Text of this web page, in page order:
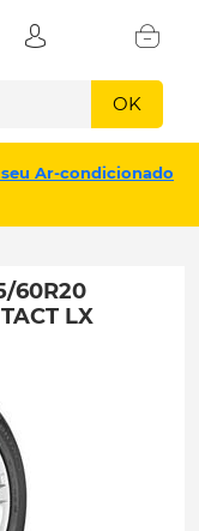
OK
Ar-condicionado
60R20
LX